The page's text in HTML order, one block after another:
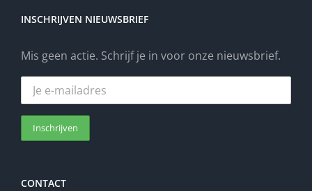
INSCHRIJVEN NIEUWSBRIEF
Mis geen actie. Schrijf je in voor onze nieuwsbrief.
CONTACT